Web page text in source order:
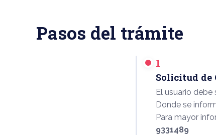
Pasos del trámite
1
Solicitud de
El usuario
Donde se
Para mayor
9331489